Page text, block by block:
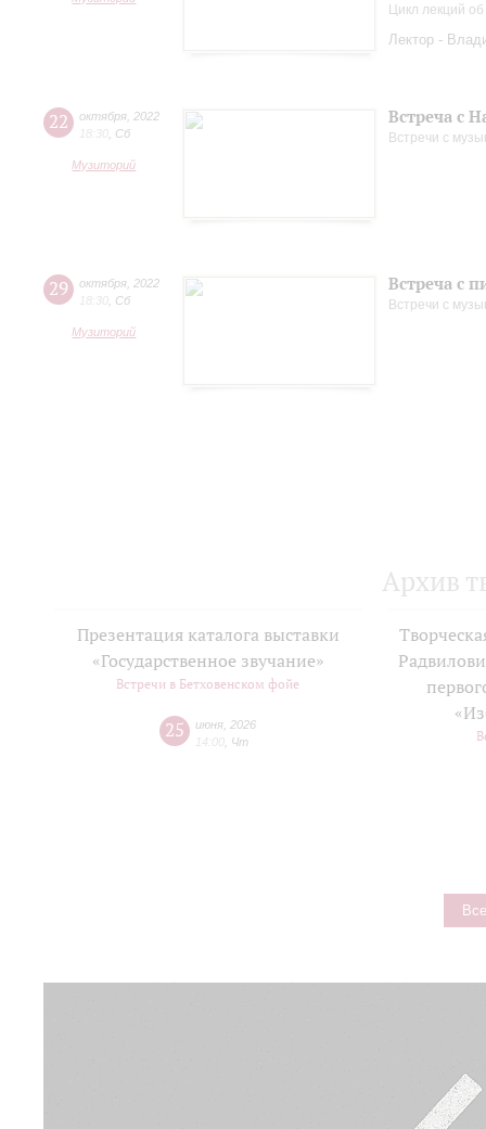
Цикл лекций
Лектор -
22 октября 2022
18:30 Сб
Музиторий
Встреча с
Встречи с
29 октября 2022
18:30 Сб
Музиторий
Встреча с
Встречи с
Архив
Презентация каталога выставки
«Государственное звучание»
Встречи в Бетховенском фойе
25 июня 2026
14:00 Чт